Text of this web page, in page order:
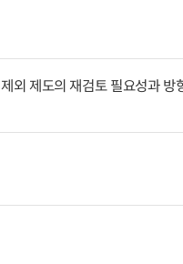
외 제도의 재검토 필요성과 방